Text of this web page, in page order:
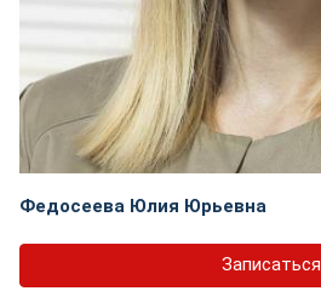
Федосеева Юлия Юрьевна
Записаться